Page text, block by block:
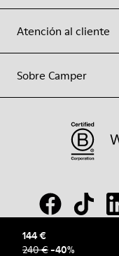
144 €
240 €-40%
Atención al cliente
Sobre Camper
© Camper, 2026